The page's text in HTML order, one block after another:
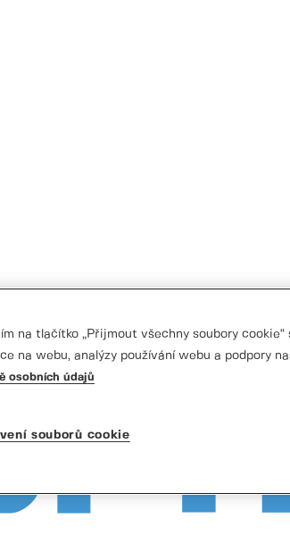
na tlačítko „Přijmout všechny soubory
na webu, analýzy používání webu a podpory
osobních údajů
souborů cookie